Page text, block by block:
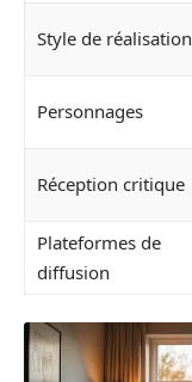
Style de réalisation
Personnages
Réception critique
Plateformes de
diffusion